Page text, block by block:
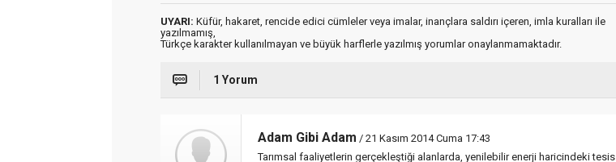
UYARI: Küfür, hakaret, rencide edici cümleler veya imalar, inançlara saldırı içeren, imla kuralları ile
yazılmamış,
Türkçe karakter kullanılmayan ve büyük harflerle yazılmış yorumlar onaylanmamaktadır.
1 Yorum
Adam Gibi Adam / 21 Kasım 2014 Cuma 17:43
Tarımsal faaliyetlerin gerçekleştiği alanlarda, yenilebilir enerji haricindeki tesis